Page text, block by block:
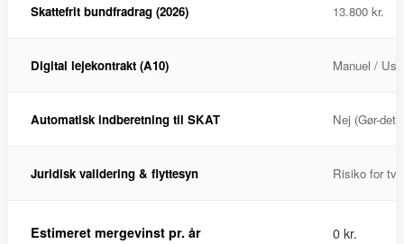
Skattefrit bundfradrag (2026) 13.800 kr.
Digital lejekontrakt (A10) Manuel /
Automatisk indberetning til SKAT Nej (Gør-det-
Juridisk validering & flyttesyn Risiko for
Estimeret mergevinst pr. år 0 kr.